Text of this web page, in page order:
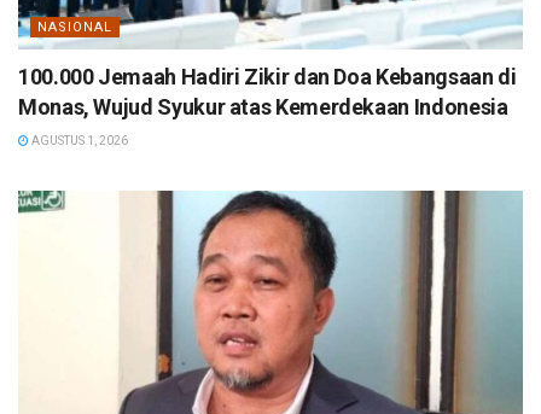
NASIONAL
100.000 Jemaah Hadiri Zikir dan Doa Kebangsaan di
Monas, Wujud Syukur atas Kemerdekaan Indonesia
AGUSTUS 1, 2026